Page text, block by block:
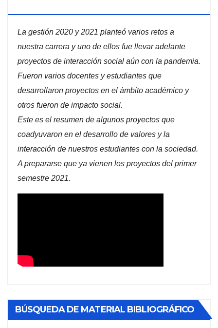
La gestión 2020 y 2021 planteó varios retos a
nuestra carrera y uno de ellos fue llevar adelante
proyectos de interacción social aún con la pandemia.
Fueron varios docentes y estudiantes que
desarrollaron proyectos en el ámbito académico y
otros fueron de impacto social.
Este es el resumen de algunos proyectos que
coadyuvaron en el desarrollo de valores y la
interacción de nuestros estudiantes con la sociedad.
A prepararse que ya vienen los proyectos del primer
semestre 2021.
BÚSQUEDA DE MATERIAL BIBLIOGRÁFICO